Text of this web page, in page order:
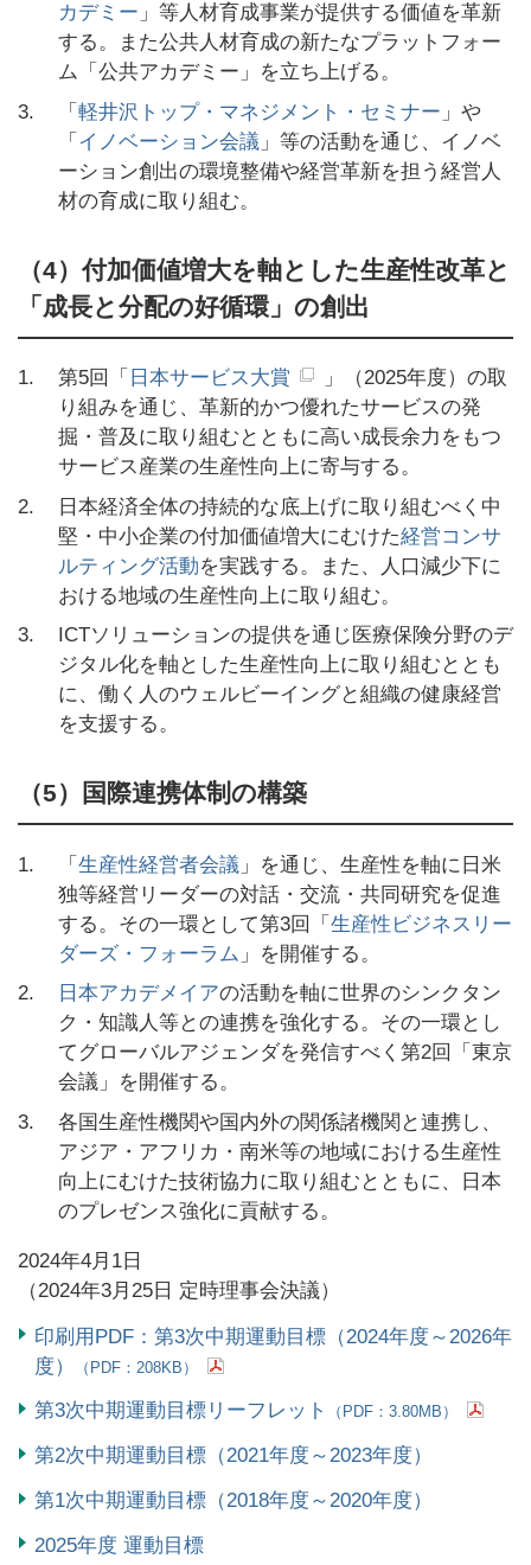
カデミー 」等人材育成事業が提供する価値を革新
する。また公共人材育成の新たなプラットフォー
ム「公共アカデミー」を立ち上げる。
3.
「 軽井沢トップ・マネジメント・セミナー 」や
「 イノベーション会議 」等の活動を通じ、イノベ
ーション創出の環境整備や経営革新を担う経営人
材の育成に取り組む。
（4）付加価値増大を軸とした生産性改革と
「成長と分配の好循環」の創出
1. 第5回「 日本サービス大賞
」（2025年度）の取
り組みを通じ、革新的かつ優れたサービスの発
掘・普及に取り組むとともに高い成長余力をもつ
サービス産業の生産性向上に寄与する。
2.
日本経済全体の持続的な底上げに取り組むべく中
堅・中小企業の付加価値増大にむけた経営コンサ
ルティング活動を実践する。また、人口減少下に
おける地域の生産性向上に取り組む。
3.
ICTソリューションの提供を通じ医療保険分野のデ
ジタル化を軸とした生産性向上に取り組むととも
に、働く人のウェルビーイングと組織の健康経営
を支援する。
（5）国際連携体制の構築
1. 「 生産性経営者会議 」を通じ、生産性を軸に日米
独等経営リーダーの対話・交流・共同研究を促進
する。その一環として第3回「 生産性ビジネスリー
ダーズ・フォーラム 」を開催する。
2.
日本アカデメイアの活動を軸に世界のシンクタン
ク・知識人等との連携を強化する。その一環とし
てグローバルアジェンダを発信すべく第2回「東京
会議」を開催する。
3.
各国生産性機関や国内外の関係諸機関と連携し、
アジア・アフリカ・南米等の地域における生産性
向上にむけた技術協力に取り組むとともに、日本
のプレゼンス強化に貢献する。
2024年4月1日
（2024年3月25日 定時理事会決議）
印刷用PDF：第3次中期運動目標（2024年度～2026年
度）
（PDF：208KB）
第3次中期運動目標リーフレット （PDF：3.80MB）
第2次中期運動目標（2021年度～2023年度）
第1次中期運動目標（2018年度～2020年度）
2025年度 運動目標